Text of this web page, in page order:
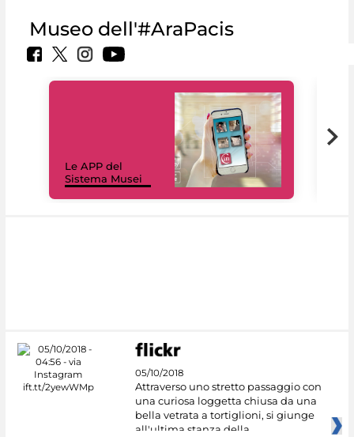
Museo dell'#AraPacis
Le APP del
Sistema Musei
05/10/2018
Attraverso uno stretto passaggio con
una curiosa loggetta chiusa da una
bella vetrata a tortiglioni, si giunge
all'ultima stanza della